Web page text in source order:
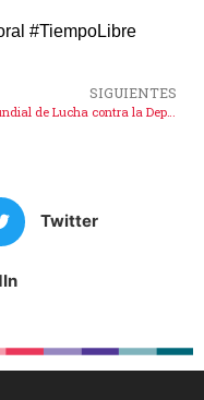
#TiempoLibre
SIGUIENTES
Día Mundial de Lucha contra la Depresión
Twitter